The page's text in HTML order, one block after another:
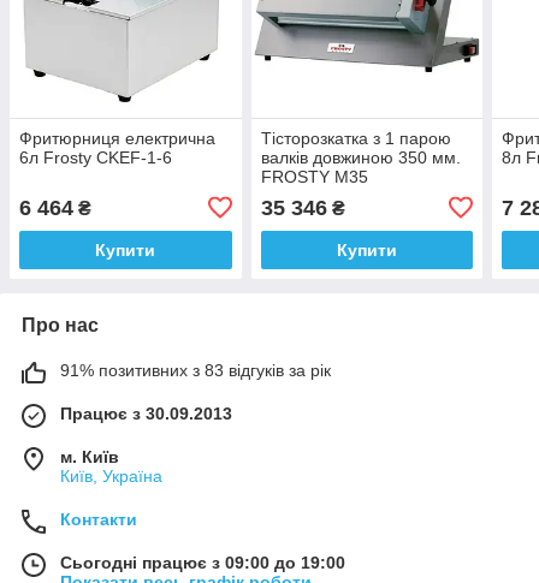
Фритюрниця електрична
6л Frosty CKEF-1-6
6 464 ₴
Купити
Тісторозкатка з 1 парою
валків довжиною 350 мм.
FROSTY M35
35 346₴
Купити
8л
7
Про нас
91% позитивних з 83 відгуків за рік
Працює з 30.09.2013
м. Київ
Київ, Україна
Контакти
Сьогодні працює з 09:00 до 19:00